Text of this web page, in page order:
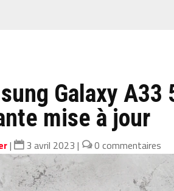
Galaxy A33
mise à jour
| 3 avril 2023 | 0 commentaires